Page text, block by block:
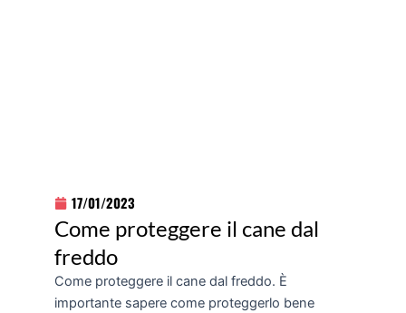
17/01/2023
Come proteggere il cane dal
freddo
Come proteggere il cane dal freddo. È
importante sapere come proteggerlo bene